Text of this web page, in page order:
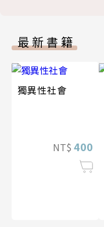
最新書籍
獨異性社會
NT$ 400